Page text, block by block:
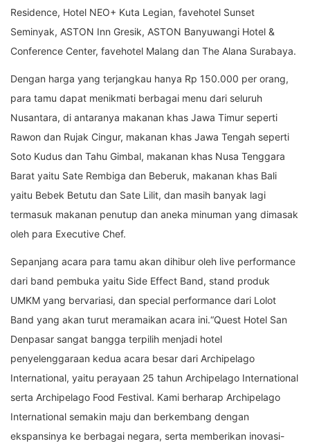
Residence, Hotel NEO+ Kuta Legian, favehotel Sunset
Seminyak, ASTON Inn Gresik, ASTON Banyuwangi Hotel &
Conference Center, favehotel Malang dan The Alana Surabaya.
Dengan harga yang terjangkau hanya Rp 150.000 per orang,
para tamu dapat menikmati berbagai menu dari seluruh
Nusantara, di antaranya makanan khas Jawa Timur seperti
Rawon dan Rujak Cingur, makanan khas Jawa Tengah seperti
Soto Kudus dan Tahu Gimbal, makanan khas Nusa Tenggara
Barat yaitu Sate Rembiga dan Beberuk, makanan khas Bali
yaitu Bebek Betutu dan Sate Lilit, dan masih banyak lagi
termasuk makanan penutup dan aneka minuman yang dimasak
oleh para Executive Chef.
Sepanjang acara para tamu akan dihibur oleh live performance
dari band pembuka yaitu Side Effect Band, stand produk
UMKM yang bervariasi, dan special performance dari Lolot
Band yang akan turut meramaikan acara ini.“Quest Hotel San
Denpasar sangat bangga terpilih menjadi hotel
penyelenggaraan kedua acara besar dari Archipelago
International, yaitu perayaan 25 tahun Archipelago International
serta Archipelago Food Festival. Kami berharap Archipelago
International semakin maju dan berkembang dengan
ekspansinya ke berbagai negara, serta memberikan inovasi-